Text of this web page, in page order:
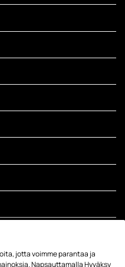
jotta voimme parantaa ja
Napsauttamalla Hyväksy